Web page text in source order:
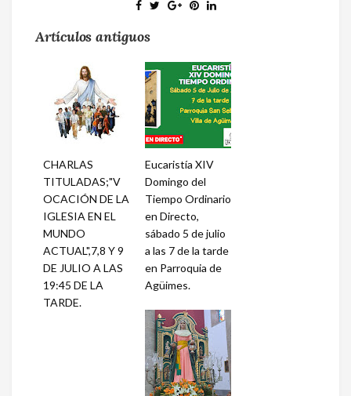
Artículos antiguos
CHARLAS
TITULADAS;"V
OCACIÓN DE LA
IGLESIA EN EL
MUNDO
ACTUAL",7,8 Y 9
DE JULIO A LAS
19:45 DE LA
TARDE.
Eucaristía XIV
Domingo del
Tiempo Ordinario
en Directo,
sábado 5 de julio
a las 7 de la tarde
en Parroquia de
Agüimes.